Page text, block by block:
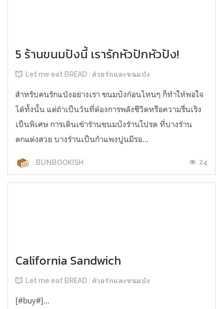
5 ร้านขนมปังนี้ เรารักหัวปักหัวปัง!
Let me eat BREAD : ด้วยรักและขนมปัง
สำหรับคนรักแป้งอย่างเรา ขนมปังก้อนไหนๆ ก็ทำให้พอใจ
ได้ทั้งนั้น แต่ถ้าเป็นวันที่ต้องการพลังชีวิตหรือความรื่นเริง
เป็นพิเศษ การเดินเข้าร้านขนมปังร้านโปรด ที่บางร้าน
ตกแต่งสวย บางร้านเป็นกำแพงปูนมีรอ...
BUNBOOKISH 24
California Sandwich
Let me eat BREAD : ด้วยรักและขนมปัง
[#buy#]...